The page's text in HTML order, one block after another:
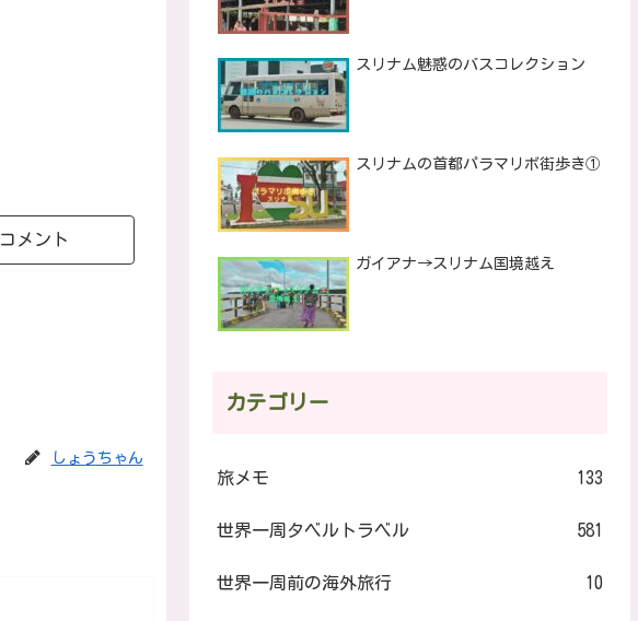
コメント
しょうちゃん
スリナム魅惑のバスコレクション
スリナムの首都パラマリボ街歩き①
ガイアナ→スリナム国境越え
カテゴリー
旅メモ 133
世界一周タベルトラベル 581
世界一周前の海外旅行 10